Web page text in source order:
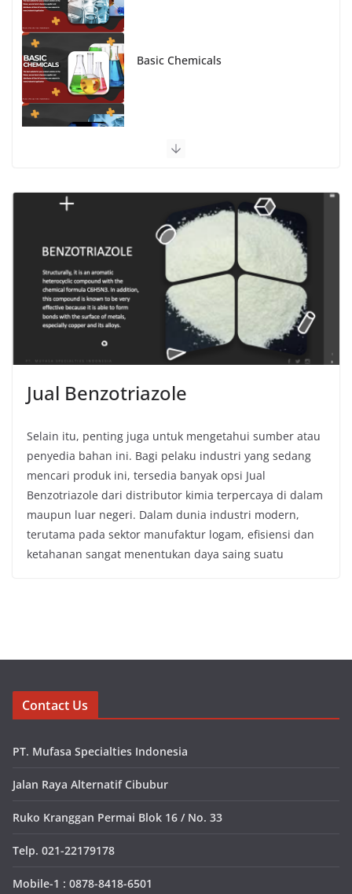
Basic Chemicals
Jual Benzotriazole
Selain itu, penting juga untuk mengetahui sumber atau
penyedia bahan ini. Bagi pelaku industri yang sedang
mencari produk ini, tersedia banyak opsi Jual
Benzotriazole dari distributor kimia terpercaya di dalam
maupun luar negeri. Dalam dunia industri modern,
terutama pada sektor manufaktur logam, efisiensi dan
ketahanan sangat menentukan daya saing suatu
Contact Us
PT. Mufasa Specialties Indonesia
Jalan Raya Alternatif Cibubur
Ruko Kranggan Permai Blok 16 / No. 33
Telp. 021-22179178
Mobile-1 : 0878-8418-6501